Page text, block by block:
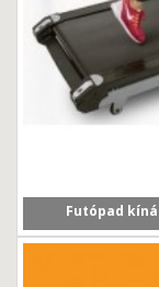
Futópad